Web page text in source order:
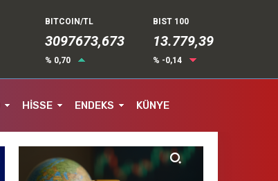
BITCOIN/TL
3097673,673
% 0,70
BIST 100
13.779,39
% -0,14
HİSSE ENDEKS KÜNYE